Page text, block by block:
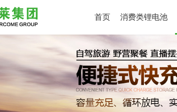
首页 消费类锂电池